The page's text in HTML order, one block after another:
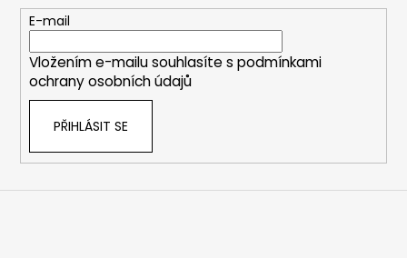
E-mail
Vložením e-mailu souhlasíte s podmínkami
ochrany osobních údajů
PŘIHLÁSIT SE